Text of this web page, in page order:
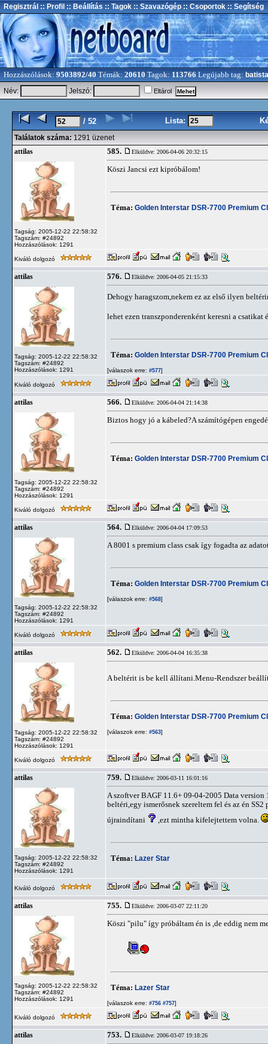
Regisztrál :: Profil :: Beállítás :: Tagok :: Szavazógép :: Csoportok :: Segítség
Hozzászólások: 9503892/40 Témák: 20610 Tagok: 113766 Legújabb tag: batista
Név:
Jelszó: Eltárol
/ 52 Lista:
Találatok száma: 1291 üzenet
attilas
Tagság: 2005-12-22 22:58:32
Tagszám: #24892
Hozzászólások: 1291
585. Elküldve: 2006-04-06 20:32:15
Köszi Jancsi ezt kipróbálom!
Téma: Golden Interstar DSR-7700 Premium
Kiváló dolgozó
attilas
Tagság: 2005-12-22 22:58:32
Tagszám: #24892
Hozzászólások: 1291
576. Elküldve: 2006-04-05 21:15:33
Dehogy haragszom,nekem ez az első ilyen
lehet ezen transzponderenként keresni a
Téma: Golden Interstar DSR-7700 Premium
[válaszok erre: #577]
Kiváló dolgozó
attilas
Tagság: 2005-12-22 22:58:32
Tagszám: #24892
Hozzászólások: 1291
566. Elküldve: 2006-04-04 21:14:38
Biztos hogy jó a kábeled?A számítógépen
Téma: Golden Interstar DSR-7700 Premium
Kiváló dolgozó
attilas
Tagság: 2005-12-22 22:58:32
Tagszám: #24892
Hozzászólások: 1291
564. Elküldve: 2006-04-04 17:09:53
A 8001 s premium class csak így fogadta az
Téma: Golden Interstar DSR-7700 Premium
[válaszok erre: #568]
Kiváló dolgozó
attilas
Tagság: 2005-12-22 22:58:32
Tagszám: #24892
Hozzászólások: 1291
562. Elküldve: 2006-04-04 16:35:38
A beltérit is be kell állítani.Menu-Rendszer
Téma: Golden Interstar DSR-7700 Premium
[válaszok erre: #563]
Kiváló dolgozó
attilas
Tagság: 2005-12-22 22:58:32
Tagszám: #24892
Hozzászólások: 1291
759. Elküldve: 2006-03-11 16:01:16
A szoftver BAGF 11.6+ 09-04-2005 Data
beltéri,egy ismerősnek szereltem fel és az én
újraindítani
,ezt mintha kifelejtettem volna.
Téma: Lazer Star
Kiváló dolgozó
attilas
Tagság: 2005-12-22 22:58:32
Tagszám: #24892
Hozzászólások: 1291
755. Elküldve: 2006-03-07 22:11:20
Köszi "pilu" így próbáltam én is ,de eddig nem
Téma: Lazer Star
[válaszok erre: #756 #757]
Kiváló dolgozó
attilas 753. Elküldve: 2006-03-07 19:18:26